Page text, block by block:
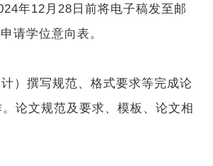
年12月28日前将电子稿发至邮
请学位意向表。
）撰写规范、格式要求等完成论
论文规范及要求、模板、论文相